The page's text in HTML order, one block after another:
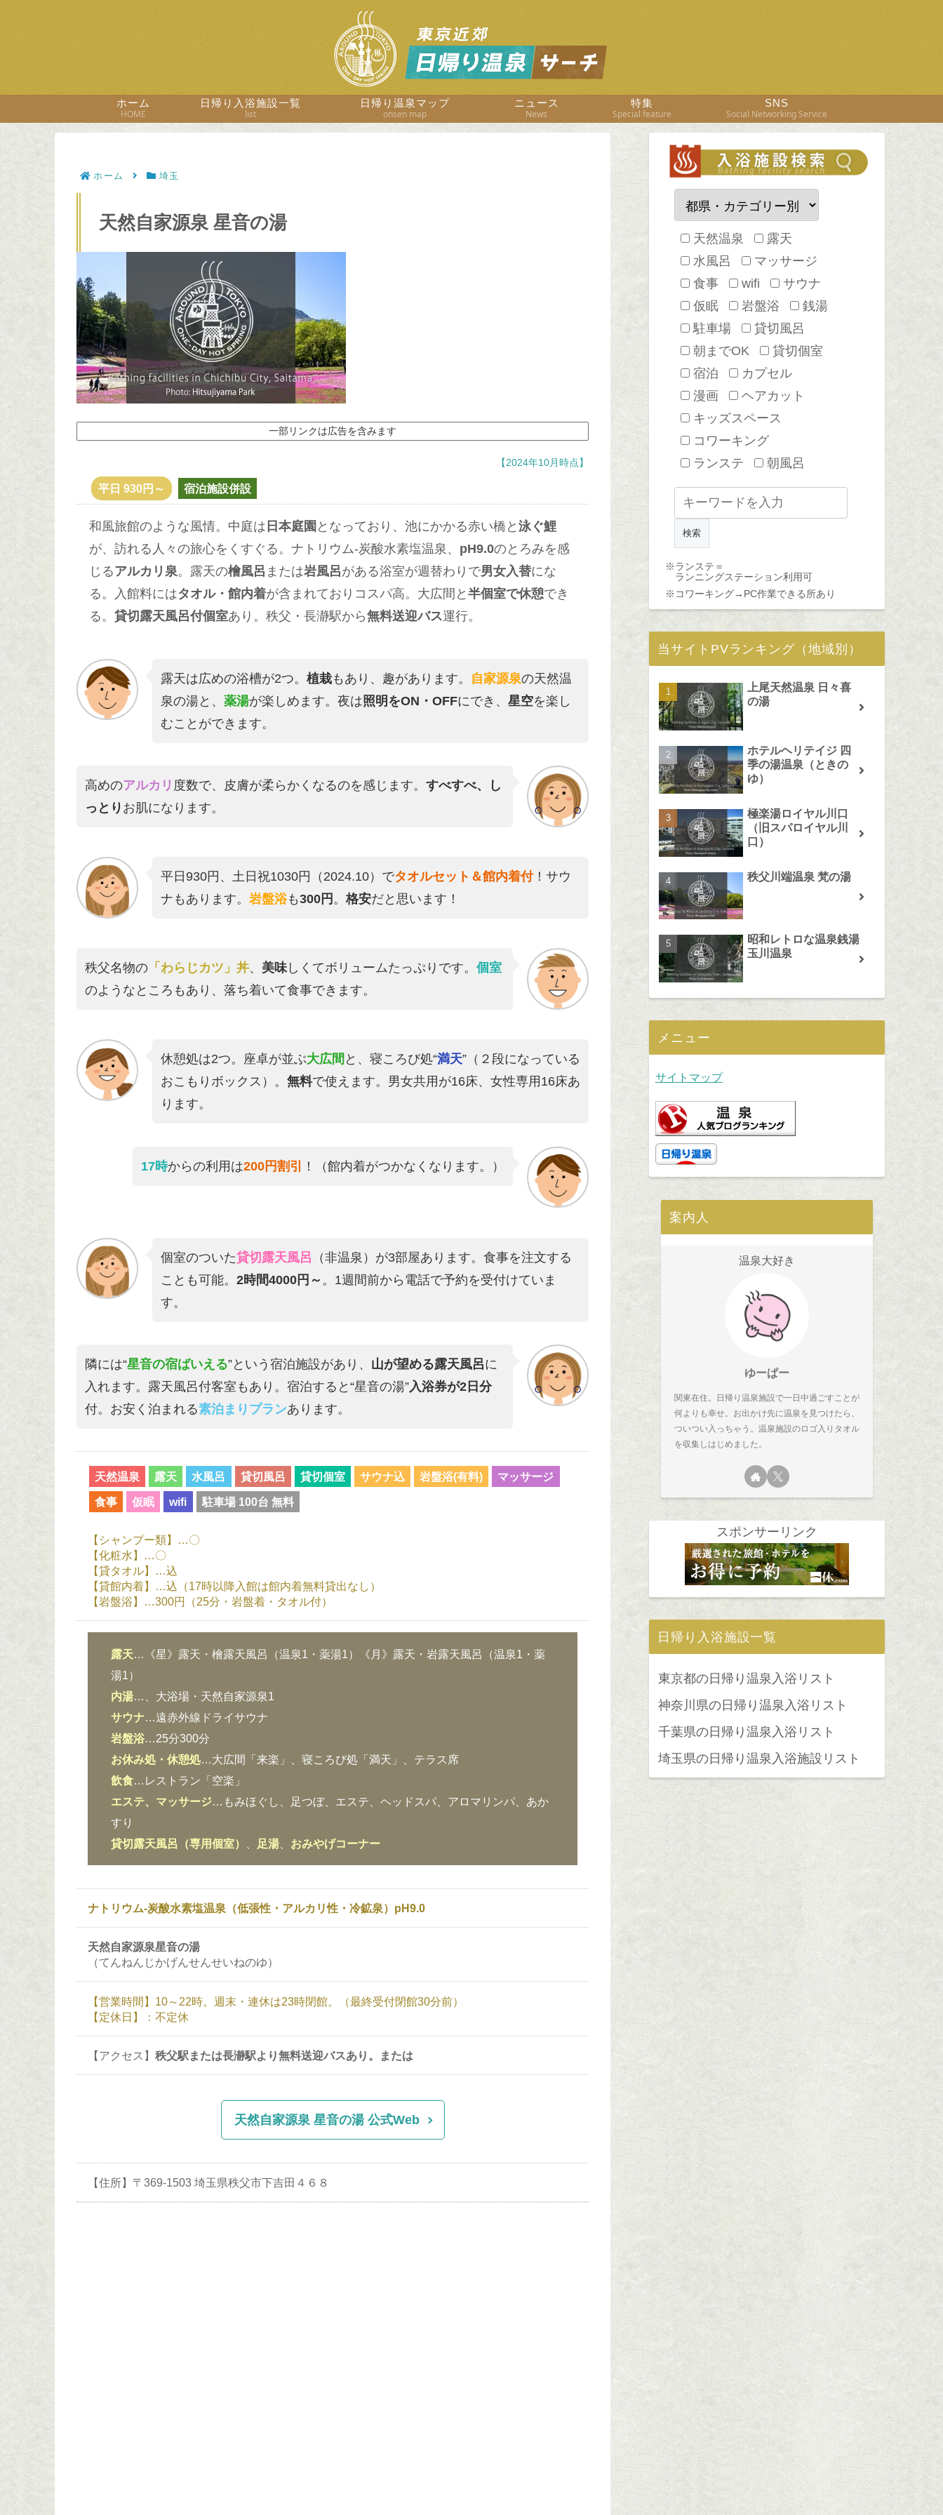
ホーム
HOME
日帰り入浴施設一覧
list
日帰り温泉マップ
onsen map
ニュース
News
特集
Special feature
SNS
Social Networking Service
ホーム 埼玉
天然自家源泉 星音の湯
一部リンクは広告を含みます
【2024年10月時点】
平日 930円～ 宿泊施設併設
和風旅館のような風情。中庭は 日本庭園 となっており、池にかかる赤い橋と 泳ぐ鯉
が、訪れる人々の旅心をくすぐる。ナトリウム-炭酸水素塩温泉、 pH9.0のとろみを感
じるアルカリ泉。露天の檜風呂 または岩風呂がある浴室が週替わりで男女入替にな
る。入館料にはタオル・館内着が含まれておりコスパ高。大広間と 半個室で休憩でき
る。 貸切露天風呂付個室あり。秩父・長瀞駅から無料送迎バス運行。
露天は広めの浴槽が2つ。 植栽もあり、趣があります。 自家源泉の天然温
泉の湯と、 薬湯が楽しめます。夜は照明をON・OFFにでき、 星空を楽し
むことができます。
高めのアルカリ 度数で、皮膚が柔らかくなるのを感じます。 すべすべ、し
っとり お肌になります。
平日930円、土日祝1030円（2024.10）でタオルセット＆館内着付！サウ
ナもあります。 岩盤浴も300円 。 格安だと思います！
秩父名物の 「わらじカツ」丼、 美味しくてボリュームたっぷりです。 個室
のようなところもあり、落ち着いて食事できます。
休憩処は2つ。座卓が並ぶ大広間 と、寝ころび処“満天”（２段になっている
おこもりボックス）。 無料で使えます。男女共用が16床、女性専用16床あ
ります。
17時からの利用は200円割引 ！（館内着がつかなくなります。）
個室のついた貸切露天風呂 （非温泉）が3部屋あります。食事を注文する
ことも可能。 2時間4000円～ 。1週間前から電話で予約を受付けていま
す。
隣には“星音の宿ばいえる”という宿泊施設があり、 山が望める露天風呂に
入れます。露天風呂付客室もあり。宿泊すると“星音の湯”入浴券が2日分
付。お安く泊まれる素泊まりプランあります。
天然温泉 露天 水風呂 貸切風呂 貸切個室 サウナ込 岩盤浴(有料) マッサージ
食事 仮眠 wifi 駐車場 100台 無料
【シャンプー類】…〇
【化粧水】…〇
【貸タオル】…込
【貸館内着】…込（17時以降入館は館内着無料貸出なし）
【岩盤浴】…300円（25分・岩盤着・タオル付）
露天…《星》露天・檜露天風呂（温泉1・薬湯1）《月》露天・岩露天風呂（温泉1・薬
湯1）
内湯…、大浴場・天然自家源泉1
サウナ…遠赤外線ドライサウナ
岩盤浴…25分300分
お休み処・休憩処…大広間「来楽」、寝ころび処「満天」、テラス席
飲食…レストラン「空楽」
エステ、マッサージ…もみほぐし、足つぼ、エステ、ヘッドスパ、アロマリンパ、あか
すり
貸切露天風呂（専用個室）
足湯、 おみやげコーナー
ナトリウム-炭酸水素塩温泉（低張性・アルカリ性・冷鉱泉）pH9.0
天然自家源泉星音の湯
（てんねんじかげんせんせいねのゆ）
【営業時間】10～22時。週末・連休は23時閉館。（最終受付閉館30分前）
【定休日】：不定休
【アクセス】秩父駅または長瀞駅より無料送迎バスあり。または
天然自家源泉 星音の湯 公式Web
【住所】〒369-1503 埼玉県秩父市下吉田４６８
天然温泉
露天
水風呂
マッサージ
食事
wifi
サウナ
仮眠
岩盤浴
銭湯
駐車場
貸切風呂
朝までOK
貸切個室
宿泊
カプセル
漫画
ヘアカット
キッズスペース
コワーキング
ランステ
朝風呂
※ランステ＝
ランニングステーション利用可
※コワーキング→ PC作業できる所あり
当サイトPVランキング（地域別）
上尾天然温泉 日々喜
の湯
ホテルヘリテイジ 四
季の湯温泉（ときの
ゆ）
極楽湯ロイヤル川口
（旧スパロイヤル川
口）
秩父川端温泉 梵の湯
昭和レトロな温泉銭湯
玉川温泉
メニュー
サイトマップ
案内人
温泉大好き
ゆーぱー
関東在住。日帰り温泉施設で一日中過ごすことが
何よりも幸せ。お出かけ先に温泉を見つけたら、
ついつい入っちゃう。温泉施設のロゴ入りタオル
を収集しはじめました。
スポンサーリンク
日帰り入浴施設一覧
東京都の日帰り温泉入浴リスト
神奈川県の日帰り温泉入浴リスト
千葉県の日帰り温泉入浴リスト
埼玉県の日帰り温泉入浴施設リスト